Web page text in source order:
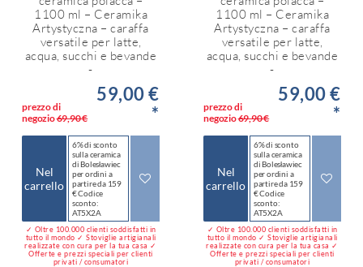
1100 ml – Ceramika
Artystyczna – caraffa
versatile per latte,
acqua, succhi e bevande
-
prezzo di
negozio69,90 €
59,00 €
*
Nel
carrello
6% di sconto
sulla ceramica
di Bolesławiec
per ordini a
partire da 159
€ Codice
sconto:
AT5X2A
✓ Oltre 100.000 clienti soddisfatti in
tutto il mondo ✓ Stoviglie artigianali
realizzate con cura per la tua casa ✓
Offerte e prezzi speciali per clienti
privati / consumatori
1100 ml – Ceramika
Artystyczna – caraffa
versatile per latte,
acqua, succhi e bevande
-
prezzo di
negozio69,90 €
59,00 €
*
Nel
carrello
6% di sconto
sulla ceramica
di Bolesławiec
per ordini a
partire da 159
€ Codice
sconto:
AT5X2A
✓ Oltre 100.000 clienti soddisfatti in
tutto il mondo ✓ Stoviglie artigianali
realizzate con cura per la tua casa ✓
Offerte e prezzi speciali per clienti
privati / consumatori